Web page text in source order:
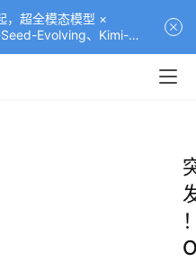
，超全模态模型 ×
Evolving、Kimi-